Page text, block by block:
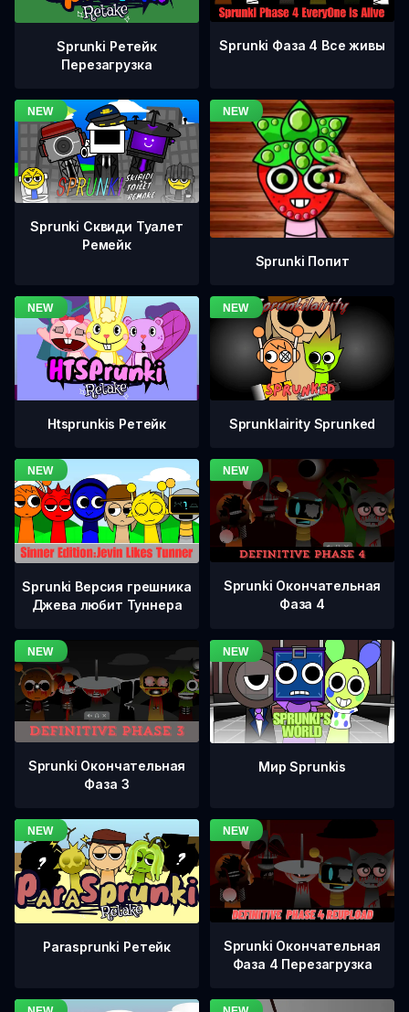
Sprunki Ретейк
Перезагрузка
Sprunki Фаза 4 Все живы
Sprunki Сквиди Туалет
Ремейк
Sprunki Попит
Htsprunkis Ретейк Sprunklairity Sprunked
Sprunki Версия грешника
Джева любит Туннера
Sprunki Окончательная
Фаза 4
Sprunki Окончательная
Фаза 3
Мир Sprunkis
Parasprunki Ретейк
Sprunki Окончательная
Фаза 4 Перезагрузка